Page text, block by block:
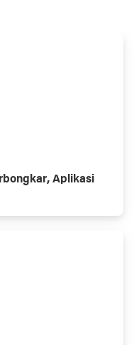
Aplikasi